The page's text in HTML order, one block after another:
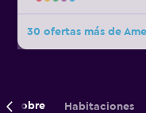
Sobre Habitaciones